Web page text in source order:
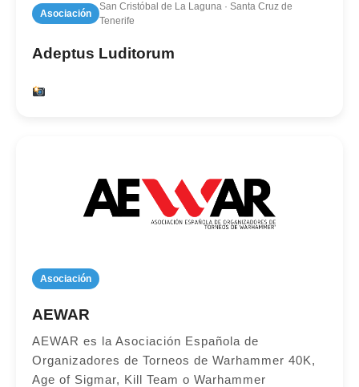
Asociación
San Cristóbal de La Laguna · Santa Cruz de
Tenerife
Adeptus Luditorum
Asociación
AEWAR
AEWAR es la Asociación Española de
Organizadores de Torneos de Warhammer 40K,
Age of Sigmar, Kill Team o Warhammer